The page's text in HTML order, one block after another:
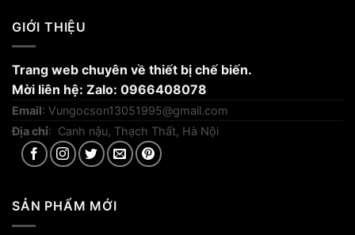
GIỚI THIỆU
Trang web chuyên về thiết bị chế biến.
Mời liên hệ: Zalo: 0966408078
Email: Vungocson13051995@gmail.com
Địa chỉ: Canh nậu, Thạch Thất, Hà Nội
SẢN PHẨM MỚI